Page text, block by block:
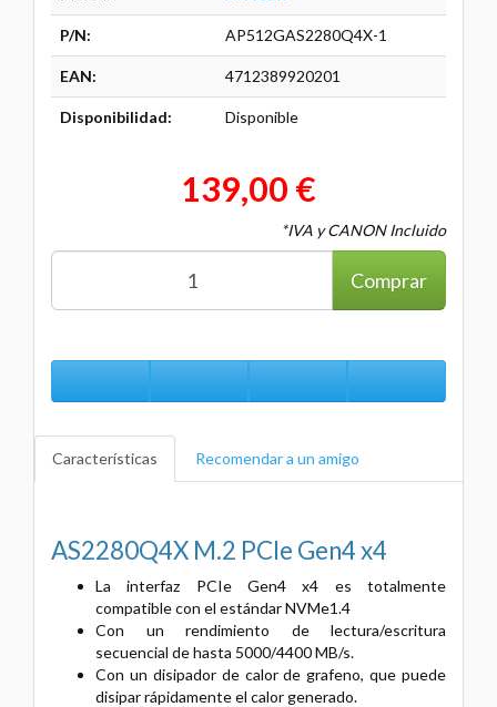
P/N: AP512GAS2280Q4X-1
EAN: 4712389920201
Disponibilidad: Disponible
139,00 €
*IVA y CANON Incluido
Comprar
Características Recomendar a un amigo
AS2280Q4X M.2 PCIe Gen4 x4
La interfaz PCIe Gen4 x4 es totalmente
compatible con el estándar NVMe1.4
Con un rendimiento de lectura/escritura
secuencial de hasta 5000/4400 MB/s.
Con un disipador de calor de grafeno, que puede
disipar rápidamente el calor generado.